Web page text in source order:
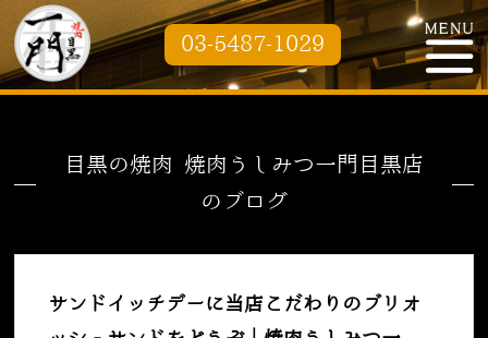
03-5487-1029
目黒の焼肉 焼肉うしみつ一門目黒店
のブログ
サンドイッチデーに当店こだわりのブリオ